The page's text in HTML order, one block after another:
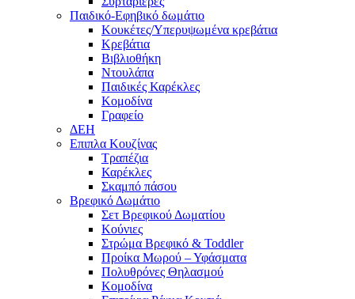
Παιδικό-Εφηβικό δωμάτιο
Κουκέτες/Υπερυψωμένα κρεβάτια
Κρεβάτια
Βιβλιοθήκη
Ντουλάπα
Παιδικές Καρέκλες
Κομοδίνα
Γραφείο
ΔΕΗ
Επιπλα Κουζίνας
Τραπέζια
Καρέκλες
Σκαμπό πάσου
Βρεφικό Δωμάτιο
Σετ Βρεφικού Δωματίου
Κούνιες
Στρώμα Βρεφικό & Toddler
Προίκα Μωρού – Υφάσματα
Πολυθρόνες Θηλασμού
Κομοδίνα